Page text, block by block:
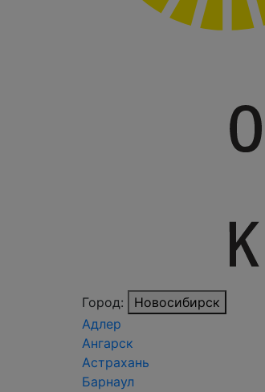
Город:
Новосибирск
Адлер
Ангарск
Астрахань
Барнаул